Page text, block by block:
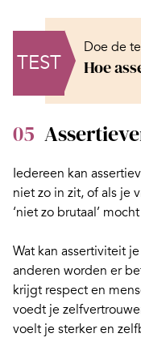
TEST
Doe de
Hoe
05
Iedereen kan
niet zo in zit, of als je
‘niet zo brutaal’
Wat kan assertiviteit
anderen worden er
krijgt respect en
voedt je
voelt je sterker en